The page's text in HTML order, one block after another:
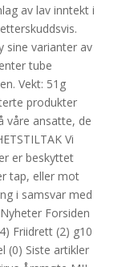
av lav inntekt i
sine varianter av
tube
Vekt: 51g
produkter
våre ansatte, de
Vi
er beskyttet
tap, eller mot
i samsvar med
Forsiden
Friidrett (2) g10
(0) Siste artikler